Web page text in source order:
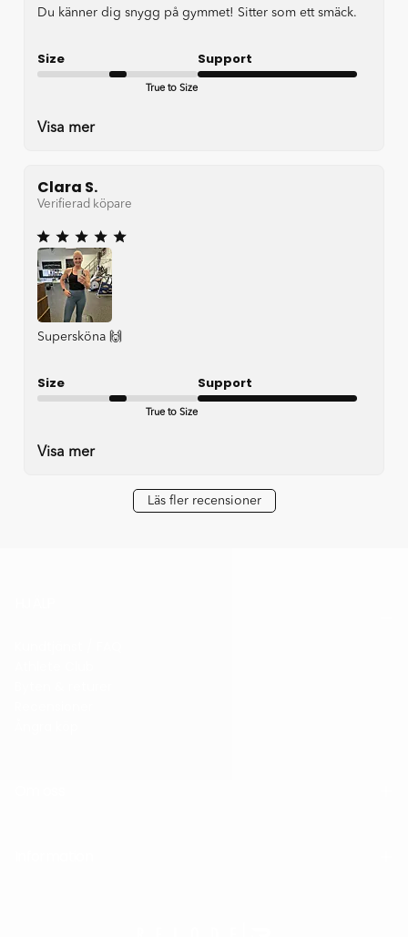
Du känner dig snygg på gymmet! Sitter som ett smäck.
Size
True to Size
Support
Visa mer
Clara S.
Verifierad köpare
Supersköna 🙌
Size
True to Size
Support
Visa mer
Läs fler recensioner